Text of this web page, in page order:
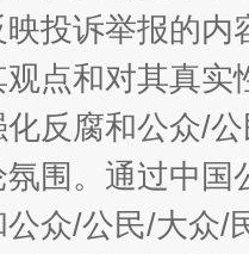
投诉举报的
点和对其真实
化反腐和公众/
围。通过中
众/公民/大众/